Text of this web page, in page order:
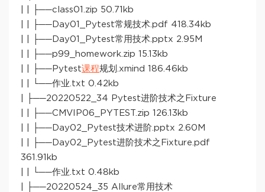
| | ├──class01.zip 50.71kb
| | ├──Day01_Pytest常规技术.pdf 418.34kb
| | ├──Day01_Pytest常用技术.pptx 2.95M
| | ├──p99_homework.zip 15.13kb
| | ├──Pytest课程规划.xmind 186.46kb
| | └──作业.txt 0.42kb
| ├──20220522_34 Pytest进阶技术之Fixture
| | ├──CMVIP06_PYTEST.zip 126.13kb
| | ├──Day02_Pytest技术进阶.pptx 2.60M
| | ├──Day02_Pytest进阶技术之Fixture.pdf
361.91kb
| | └──作业.txt 0.48kb
| ├──20220524_35 Allure常用技术